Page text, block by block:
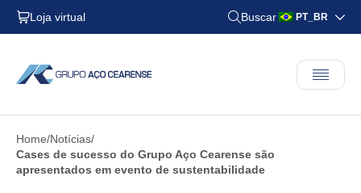
Loja virtual Buscar PT_BR
Home Notícias
Cases de sucesso do Grupo Aço Cearense são
apresentados em evento de sustentabilidade